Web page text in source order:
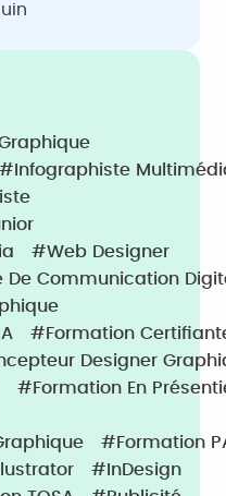
#Infographiste
#Web Designer
De Communication
#Formation
Designer
#Formation En
#Formation
#InDesign